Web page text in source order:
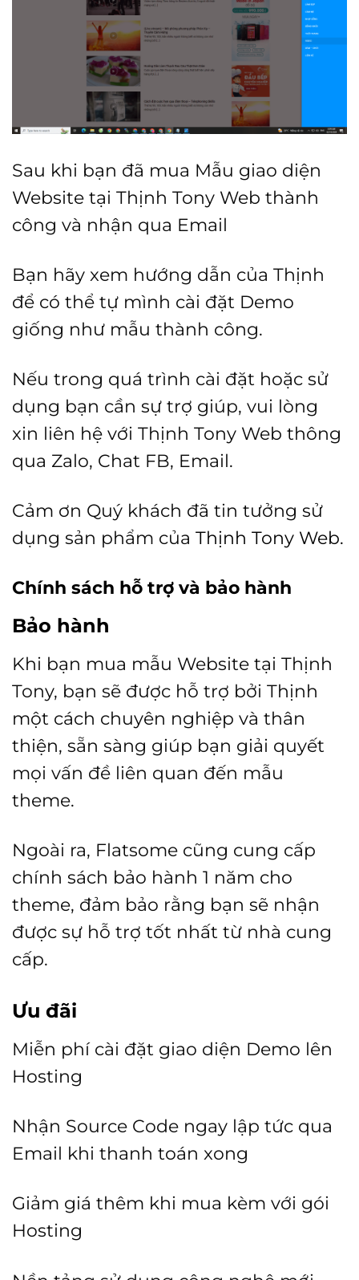
Sau khi bạn đã mua Mẫu giao diện
Website tại Thịnh Tony Web thành
công và nhận qua Email
Bạn hãy xem hướng dẫn của Thịnh
để có thể tự mình cài đặt Demo
giống như mẫu thành công.
Nếu trong quá trình cài đặt hoặc sử
dụng bạn cần sự trợ giúp, vui lòng
xin liên hệ với Thịnh Tony Web thông
qua Zalo, Chat FB, Email.
Cảm ơn Quý khách đã tin tưởng sử
dụng sản phẩm của Thịnh Tony Web.
Chính sách hỗ trợ và bảo hành
Bảo hành
Khi bạn mua mẫu Website tại Thịnh
Tony, bạn sẽ được hỗ trợ bởi Thịnh
một cách chuyên nghiệp và thân
thiện, sẵn sàng giúp bạn giải quyết
mọi vấn đề liên quan đến mẫu
theme.
Ngoài ra, Flatsome cũng cung cấp
chính sách bảo hành 1 năm cho
theme, đảm bảo rằng bạn sẽ nhận
được sự hỗ trợ tốt nhất từ nhà cung
cấp.
Ưu đãi
Miễn phí cài đặt giao diện Demo lên
Hosting
Nhận Source Code ngay lập tức qua
Email khi thanh toán xong
Giảm giá thêm khi mua kèm với gói
Hosting